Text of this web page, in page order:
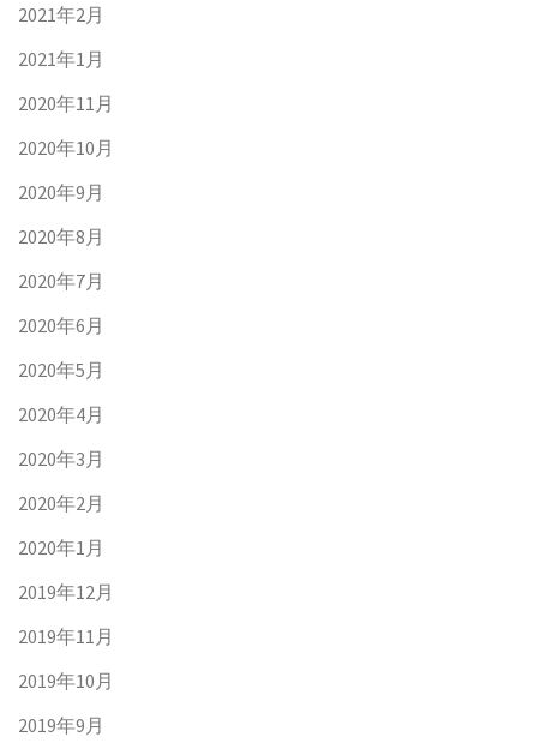
2021年2月
2021年1月
2020年11月
2020年10月
2020年9月
2020年8月
2020年7月
2020年6月
2020年5月
2020年4月
2020年3月
2020年2月
2020年1月
2019年12月
2019年11月
2019年10月
2019年9月